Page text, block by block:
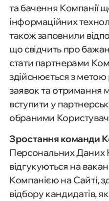
та бачення Компанії
інформаційних
також заповнили
що свідчить про
стати партнерами
здійснюється з
заявок та отримання
вступити у
обраними
Зростання команди
Персональних Даних
відгукуються на
Компанією на Сайті,
відбору кандидатів,